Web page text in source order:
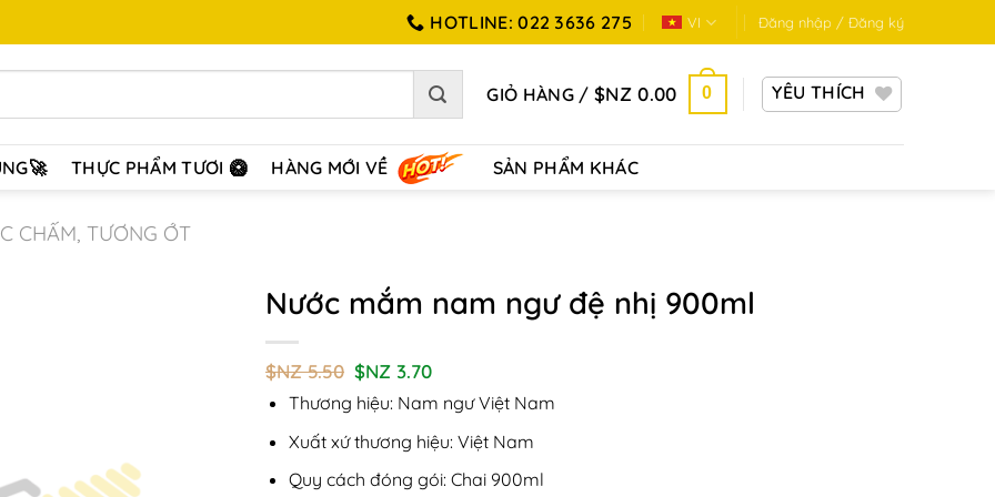
HOTLINE: 022 3636 275 VI Đăng nhập / Đăng ký
GIỎ HÀNG / $NZ0.00 0 YÊU THÍCH
THỰC PHẨM TƯƠI 🥝 HÀNG MỚI VỀ SẢN PHẨM KHÁC
CHẤM, TƯƠNG ỚT
Nước mắm nam ngư đệ nhị 900ml
$NZ5.50 Giá
gốc
là:
5.50.
$NZ 3.70Giá
tại
$NZ
3.70.
Thương hiệu: Nam ngư Việt Nam
Xuất xứ thương hiệu: Việt Nam
Quy cách đóng gói: Chai 900ml